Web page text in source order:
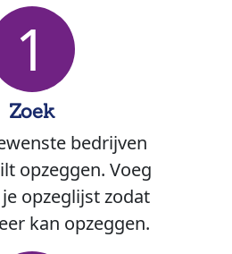
1
Zoek
bedrijven
opzeggen. Voeg
opzeglijst zodat
kan opzeggen.